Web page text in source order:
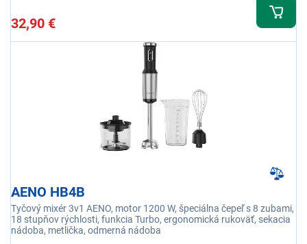
32,90 €
AENO HB4B
Tyčový mixér 3v1 AENO, motor 1200 W, špeciálna čepeľ s 8 zubami,
18 stupňov rýchlosti, funkcia Turbo, ergonomická rukoväť, sekacia
nádoba, metlička, odmerná nádoba